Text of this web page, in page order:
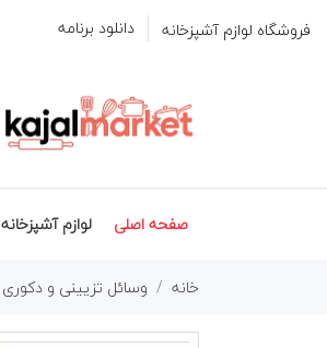
فروشگاه لوازم آشپزخانه دانلود برنامه
صفحه اصلی لوازم آشپزخانه
خانه وسائل تزیینی و دکوری